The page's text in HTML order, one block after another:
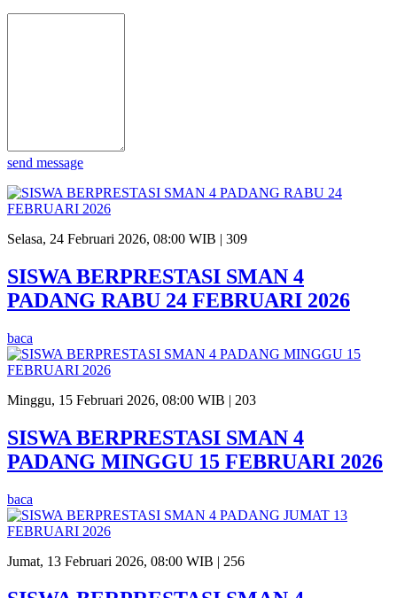
send message
Selasa, 24 Februari 2026, 08:00 WIB | 309
SISWA BERPRESTASI SMAN 4
PADANG RABU 24 FEBRUARI 2026
baca
Minggu, 15 Februari 2026, 08:00 WIB | 203
SISWA BERPRESTASI SMAN 4
PADANG MINGGU 15 FEBRUARI 2026
baca
Jumat, 13 Februari 2026, 08:00 WIB | 256